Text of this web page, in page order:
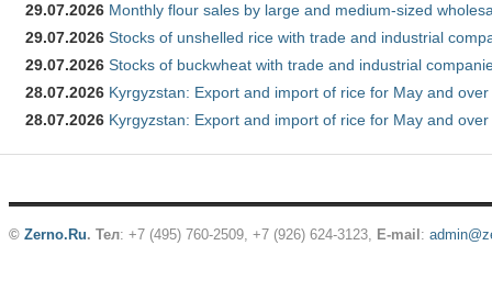
29.07.2026 Monthly flour sales by large and medium-sized
29.07.2026 Stocks of unshelled rice with trade and industrial
29.07.2026 Stocks of buckwheat with trade and industrial
28.07.2026 Kyrgyzstan: Export and import of rice for May and
28.07.2026 Kyrgyzstan: Export and import of rice for May and
© Zerno.Ru. Тел: +7 (495) 760-2509, +7 (926) 624-3123, E-mail :